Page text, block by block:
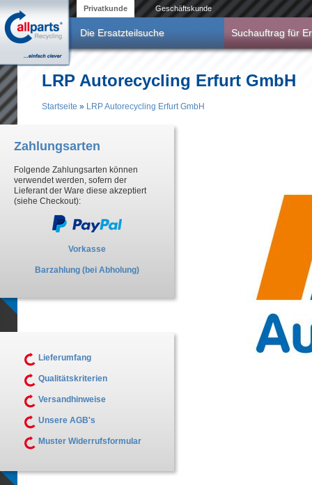
Privatkunde Geschäftskunde
Die Ersatzteilsuche Suchauftrag für
LRP Autorecycling Erfurt GmbH
Startseite » LRP Autorecycling Erfurt GmbH
Zahlungsarten
Folgende Zahlungsarten können
verwendet werden, sofern der
Lieferant der Ware diese akzeptiert
(siehe Checkout):
Vorkasse
Barzahlung (bei Abholung)
Lieferumfang
Qualitätskriterien
Versandhinweise
Unsere AGB's
Muster Widerrufsformular